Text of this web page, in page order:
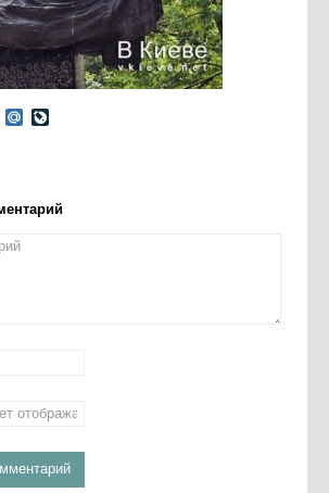
Odnoklassniki
Mail.Ru